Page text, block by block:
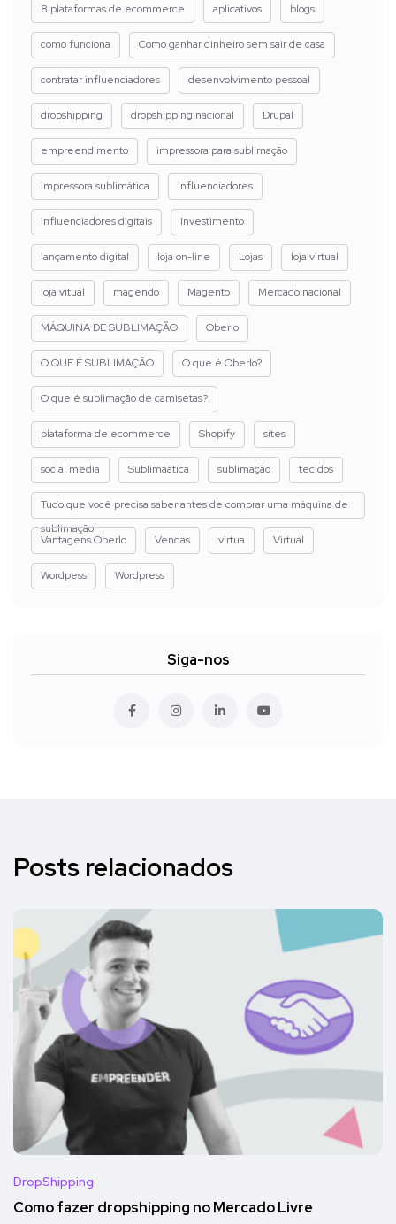
8 plataformas de ecommerce aplicativos blogs
como funciona Como ganhar dinheiro sem sair de casa
contratar influenciadores desenvolvimento pessoal
dropshipping dropshipping nacional Drupal
empreendimento impressora para sublimação
impressora sublimática influenciadores
influenciadores digitais Investimento
lançamento digital loja on-line Lojas loja virtual
loja vitual magendo Magento Mercado nacional
MÁQUINA DE SUBLIMAÇÃO Oberlo
O QUE É SUBLIMAÇÃO O que é Oberlo?
O que é sublimação de camisetas?
plataforma de ecommerce Shopify sites
social media Sublimaática sublimação tecidos
Tudo que você precisa saber antes de comprar uma máquina de
sublimação
Vantagens Oberlo
Vendas virtua Virtual
Wordpess Wordpress
Siga-nos
Posts relacionados
DropShipping
Como fazer dropshipping no Mercado Livre